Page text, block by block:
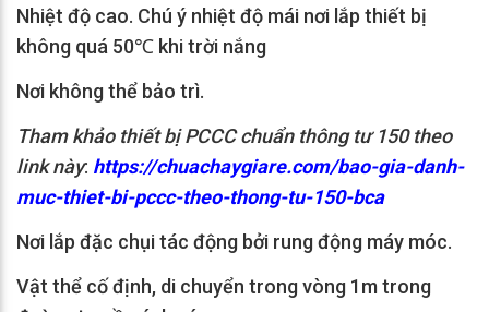
Nhiệt độ cao. Chú ý nhiệt độ mái nơi lắp thiết bị
không quá 50℃ khi trời nắng
Nơi không thể bảo trì.
Tham khảo thiết bị PCCC chuẩn thông tư 150 theo
link này: https://chuachaygiare.com/bao-gia-danh-
muc-thiet-bi-pccc-theo-thong-tu-150-bca
Nơi lắp đặc chụi tác động bởi rung động máy móc.
Vật thể cố định, di chuyển trong vòng 1m trong